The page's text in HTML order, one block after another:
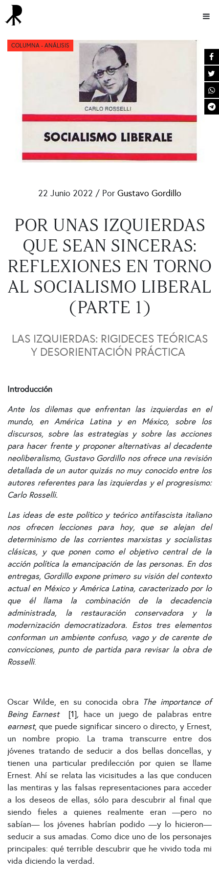
COLUMNA
COLUMNA - ANÁLISIS
22 Junio 2022 / Por Gustavo Gordillo
POR UNAS IZQUIERDAS
QUE SEAN SINCERAS:
REFLEXIONES EN TORNO
AL SOCIALISMO LIBERAL
(PARTE 1)
LAS IZQUIERDAS: RIGIDECES TEÓRICAS
Y DESORIENTACIÓN PRÁCTICA
Introducción
Ante los dilemas que enfrentan las izquierdas en el
mundo, en América Latina y en México, sobre los
discursos, sobre las estrategias y sobre las acciones
para hacer frente y proponer alternativas al decadente
neoliberalismo, Gustavo Gordillo nos ofrece una revisión
detallada de un autor quizás no muy conocido entre los
autores referentes para las izquierdas y el progresismo:
Carlo Rosselli.
Las ideas de este político y teórico antifascista italiano
nos ofrecen lecciones para hoy, que se alejan del
determinismo de las corrientes marxistas y socialistas
clásicas, y que ponen como el objetivo central de la
acción política la emancipación de las personas. En dos
entregas, Gordillo expone primero su visión del contexto
actual en México y América Latina, caracterizado por lo
que él llama la combinación de la decadencia
administrada, la restauración conservadora y la
modernización democratizadora. Estos tres elementos
conforman un ambiente confuso, vago y de carente de
convicciones, punto de partida para revisar la obra de
Rosselli.
Oscar Wilde, en su conocida obra The importance of
Being Earnest [1], hace un juego de palabras entre
earnest, que puede significar sincero o directo, y Ernest,
un nombre propio. La trama transcurre entre dos
jóvenes tratando de seducir a dos bellas doncellas, y
tienen una particular predilección por quien se llame
Ernest. Ahí se relata las vicisitudes a las que conducen
las mentiras y las falsas representaciones para acceder
a los deseos de ellas, sólo para descubrir al final que
siendo fieles a quienes realmente eran —pero no
sabían— los jóvenes habrían podido —y lo hicieron—
seducir a sus amadas. Como dice uno de los personajes
principales: qué terrible descubrir que he vivido toda mi
vida diciendo la verdad.